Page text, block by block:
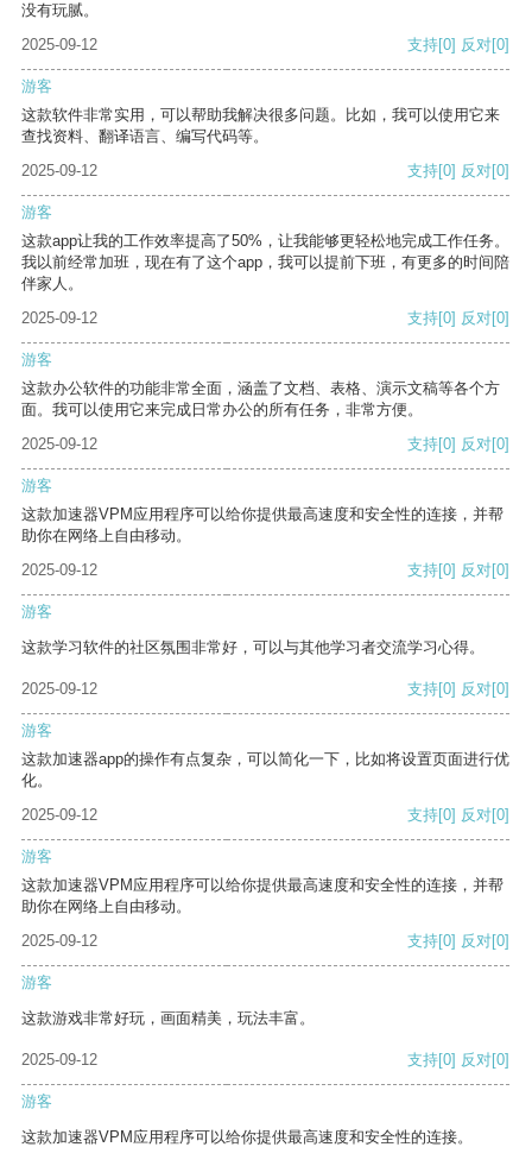
没有玩腻。
2025-09-12
支持[0] 反对[0]
游客
这款软件非常实用，可以帮助我解决很多问题。比如，我可以使用它来
查找资料、翻译语言、编写代码等。
2025-09-12
支持[0] 反对[0]
游客
这款app让我的工作效率提高了50%，让我能够更轻松地完成工作任务。
我以前经常加班，现在有了这个app，我可以提前下班，有更多的时间陪
伴家人。
2025-09-12
支持[0] 反对[0]
游客
这款办公软件的功能非常全面，涵盖了文档、表格、演示文稿等各个方
面。我可以使用它来完成日常办公的所有任务，非常方便。
2025-09-12
支持[0] 反对[0]
游客
这款加速器VPM应用程序可以给你提供最高速度和安全性的连接，并帮
助你在网络上自由移动。
2025-09-12
支持[0] 反对[0]
游客
这款学习软件的社区氛围非常好，可以与其他学习者交流学习心得。
2025-09-12 支持[0] 反对[0]
游客
这款加速器app的操作有点复杂，可以简化一下，比如将设置页面进行优
化。
2025-09-12
支持[0] 反对[0]
游客
这款加速器VPM应用程序可以给你提供最高速度和安全性的连接，并帮
助你在网络上自由移动。
2025-09-12
支持[0] 反对[0]
游客
这款游戏非常好玩，画面精美，玩法丰富。
2025-09-12 支持[0] 反对[0]
游客
这款加速器VPM应用程序可以给你提供最高速度和安全性的连接。